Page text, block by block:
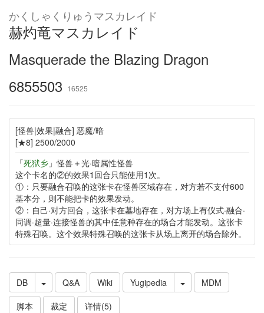
かくしゃくりゅうマスカレイド
赫灼竜マスカレイド
Masquerade the Blazing Dragon
6855503 16525
[怪兽|效果|融合] 恶魔/暗
[★8] 2500/2000
「死狱乡」怪兽＋光·暗属性怪兽
这个卡名的②的效果1回合只能使用1次。
①：只要融合召唤的这张卡在怪兽区域存在，对方若不支付600
基本分，则不能把卡的效果发动。
②：自己·对方回合，这张卡在墓地存在，对方场上有仪式·融合·
同调·超量·连接怪兽的其中任意种存在的场合才能发动。这张卡
特殊召唤。这个效果特殊召唤的这张卡从场上离开的场合除外。
DB Q&A Wiki Yugipedia
MDM
脚本
裁定 详情(5)